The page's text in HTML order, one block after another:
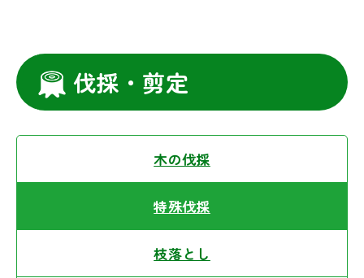
伐採・剪定
木の伐採
特殊伐採
枝落とし